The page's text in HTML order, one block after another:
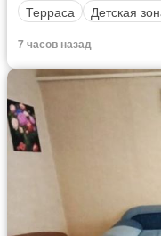
Терраса
Детская
7 часов назад